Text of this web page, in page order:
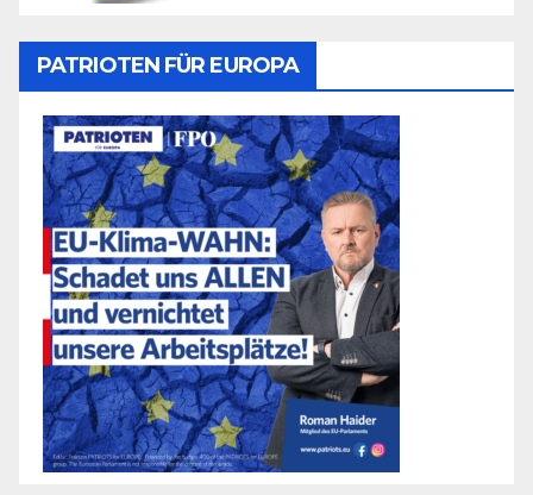
PATRIOTEN FÜR EUROPA